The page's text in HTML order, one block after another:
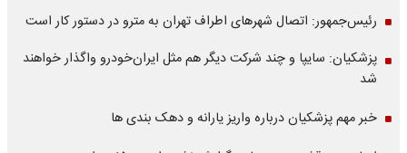
رئیس‌جمهور: اتصال شهرهای اطراف تهران به مترو در دستور کار است
پزشکیان: سایپا و چند شرکت دیگر هم مثل ایران‌خودرو واگذار خواهند
شد
خبر مهم پزشکیان درباره واریز یارانه و دهک بندی ها